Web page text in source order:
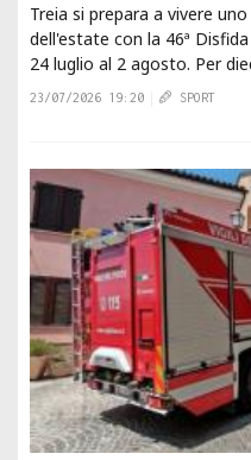
Treia si prepara a vivere
dell'estate con la 46ª
24 luglio al 2 agosto. Per
trasformerà in un grande...
23/07/2026 19:20 SPORT